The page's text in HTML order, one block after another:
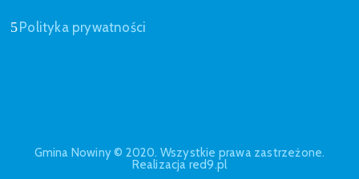
Polityka prywatności
Gmina Nowiny © 2020. Wszystkie prawa zastrzeżone.
Realizacja red9.pl